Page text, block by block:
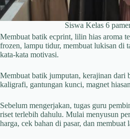
Siswa Kelas 6
Membuat batik ecprint, lilin hias aroma
frozen, lampu tidur, membuat lukisan di
kata-kata motivasi.
Membuat batik jumputan, kerajinan dari
kaligrafi, gantungan kunci, magnet
Sebelum mengerjakan, tugas guru
riset terlebih dahulu. Mulai menyusun
harga, cek bahan di pasar, dan membuat